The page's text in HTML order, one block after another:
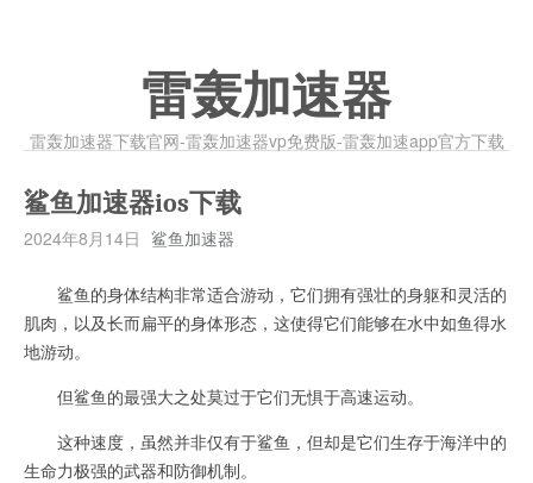
雷轰加速器
雷轰加速器下载官网-雷轰加速器vp免费版-雷轰加速app官方下载
鲨鱼加速器ios下载
2024年8月14日 鲨鱼加速器
鲨鱼的身体结构非常适合游动，它们拥有强壮的身躯和灵活的
肌肉，以及长而扁平的身体形态，这使得它们能够在水中如鱼得水
地游动。
但鲨鱼的最强大之处莫过于它们无惧于高速运动。
这种速度，虽然并非仅有于鲨鱼，但却是它们生存于海洋中的
生命力极强的武器和防御机制。